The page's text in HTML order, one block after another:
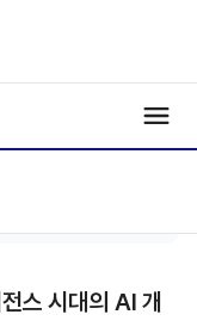
스 시대의 AI 개